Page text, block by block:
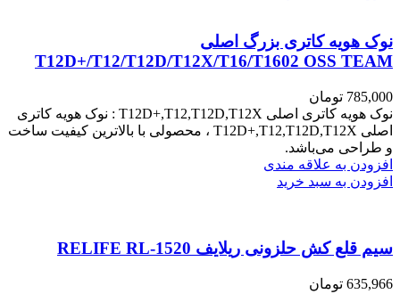
نوک هویه کاتری بزرگ اصلی
T12D+/T12/T12D/T12X/T16/T1602 OSS TEAM
785,000 تومان
نوک هویه کاتری اصلی T12D+,T12,T12D,T12X : نوک هویه کاتری
اصلی T12D+,T12,T12D,T12X ، محصولی با بالاترین کیفیت ساخت
و طراحی می‌باشد.
افزودن به علاقه مندی
افزودن به سبد خرید
سیم قلع کش حلزونی ریلایف RELIFE RL-1520
635,966 تومان